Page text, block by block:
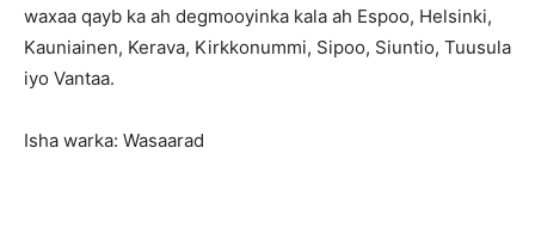
waxaa qayb ka ah degmooyinka kala ah Espoo, Helsinki,
Kauniainen, Kerava, Kirkkonummi, Sipoo, Siuntio, Tuusula
iyo Vantaa.
Isha warka: Wasaarad